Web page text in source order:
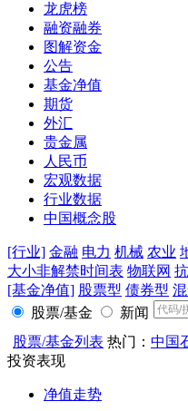
龙虎榜
融资融券
图解资金
公告
基金净值
期货
外汇
贵金属
人民币
宏观数据
行业数据
中国概念股
[行业] 金融 电力 机械 农业
大小非解禁时间表 物联网
[基金净值] 股票型 债券型
股票/基金
新闻
股票/基金列表 热门： 中国
投资表现
净值走势